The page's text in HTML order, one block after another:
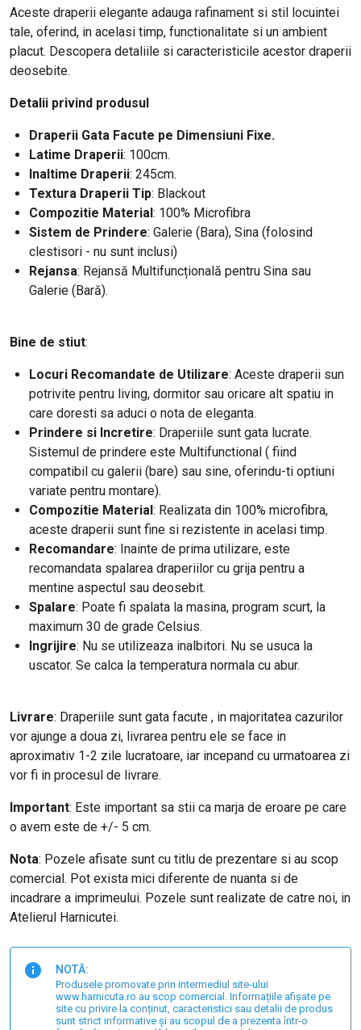
Aceste draperii elegante adauga rafinament si stil locuintei
tale, oferind, in acelasi timp, functionalitate si un ambient
placut. Descopera detaliile si caracteristicile acestor draperii
deosebite.
Detalii privind produsul
Draperii Gata Facute pe Dimensiuni Fixe.
Latime Draperii: 100cm.
Inaltime Draperii: 245cm.
Textura Draperii Tip: Blackout
Compozitie Material: 100% Microfibra
Sistem de Prindere: Galerie (Bara), Sina (folosind
clestisori - nu sunt inclusi)
Rejansa: Rejansă Multifuncțională pentru Sina sau
Galerie (Bară).
Bine de stiut:
Locuri Recomandate de Utilizare: Aceste draperii sun
potrivite pentru living, dormitor sau oricare alt spatiu in
care doresti sa aduci o nota de eleganta.
Prindere si Incretire: Draperiile sunt gata lucrate.
Sistemul de prindere este Multifunctional ( fiind
compatibil cu galerii (bare) sau sine, oferindu-ti optiuni
variate pentru montare).
Compozitie Material: Realizata din 100% microfibra,
aceste draperii sunt fine si rezistente in acelasi timp.
Recomandare: Inainte de prima utilizare, este
recomandata spalarea draperiilor cu grija pentru a
mentine aspectul sau deosebit.
Spalare: Poate fi spalata la masina, program scurt, la
maximum 30 de grade Celsius.
Ingrijire: Nu se utilizeaza inalbitori. Nu se usuca la
uscator. Se calca la temperatura normala cu abur.
Livrare: Draperiile sunt gata facute , in majoritatea cazurilor
vor ajunge a doua zi, livrarea pentru ele se face in
aproximativ 1-2 zile lucratoare, iar incepand cu urmatoarea zi
vor fi in procesul de livrare.
Important: Este important sa stii ca marja de eroare pe care
o avem este de +/- 5 cm.
Nota: Pozele afisate sunt cu titlu de prezentare si au scop
comercial. Pot exista mici diferente de nuanta si de
incadrare a imprimeului. Pozele sunt realizate de catre noi, in
Atelierul Harnicutei.
NOTĂ:
Produsele promovate prin intermediul site-ului
www.harnicuta.ro au scop comercial. Informațiile afișate pe
site cu privire la conținut, caracteristici sau detalii de produs
sunt strict informative și au scopul de a prezenta într-o